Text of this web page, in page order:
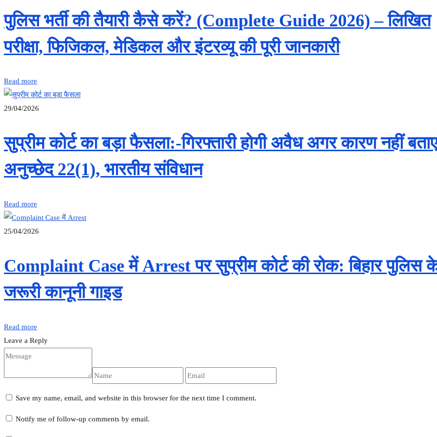
पुलिस भर्ती की तैयारी कैसे करें? (Complete Guide 2026) – लिखित
परीक्षा, फिजिकल, मेडिकल और इंटरव्यू की पूरी जानकारी
Read more
29/04/2026
सुप्रीम कोर्ट का बड़ा फैसला:-गिरफ्तारी होगी अवैध अगर कारण नहीं
अनुच्छेद 22(1), भारतीय संविधान
Read more
25/04/2026
Complaint Case में Arrest पर सुप्रीम कोर्ट की रोक: बिहार पुलिस
जरूरी कानूनी गाइड
Read more
Leave a Reply
Save my name, email, and website in this browser for the next time I comment.
Notify me of follow-up comments by email.